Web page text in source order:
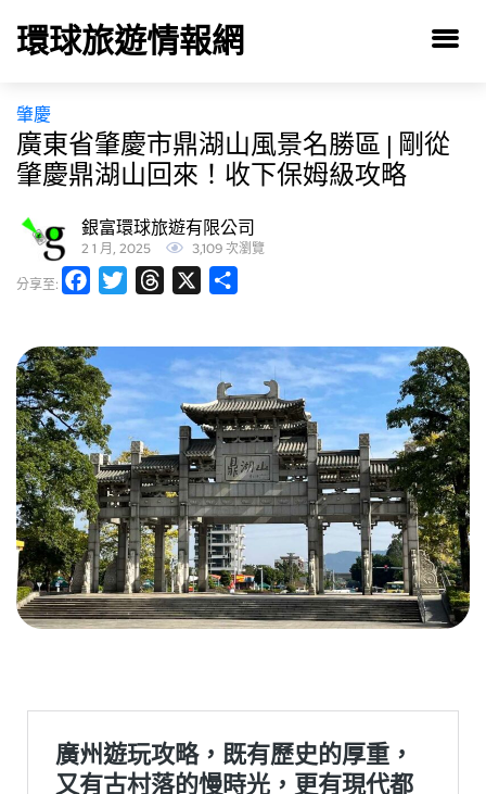
環球旅遊情報網
肇慶
廣東省肇慶市鼎湖山風景名勝區 | 剛從
肇慶鼎湖山回來！收下保姆級攻略
銀富環球旅遊有限公司
2 1 月, 2025 3,109 次瀏覽
分享至: FacebookTwitterThreads